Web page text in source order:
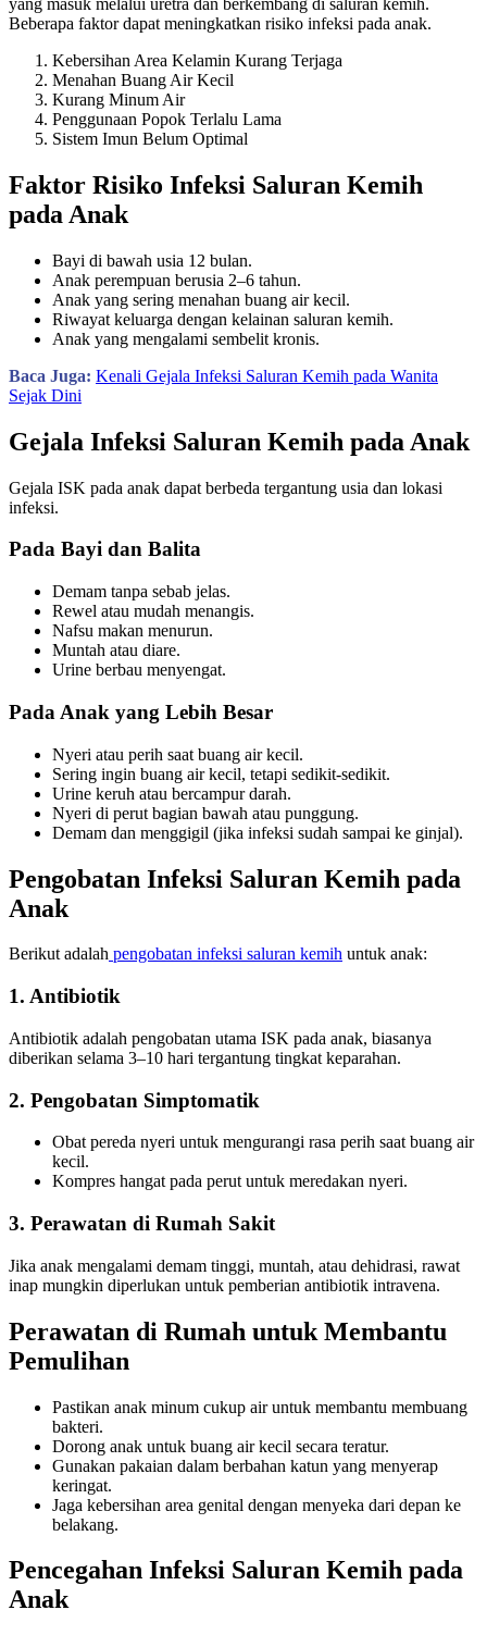
yang masuk melalui uretra dan berkembang di saluran kemih.
Beberapa faktor dapat meningkatkan risiko infeksi pada anak.
Kebersihan Area Kelamin Kurang Terjaga
Menahan Buang Air Kecil
Kurang Minum Air
Penggunaan Popok Terlalu Lama
Sistem Imun Belum Optimal
Faktor Risiko Infeksi Saluran Kemih
pada Anak
Bayi di bawah usia 12 bulan.
Anak perempuan berusia 2–6 tahun.
Anak yang sering menahan buang air kecil.
Riwayat keluarga dengan kelainan saluran kemih.
Anak yang mengalami sembelit kronis.
Baca Juga: Kenali Gejala Infeksi Saluran Kemih pada Wanita
Sejak Dini
Gejala Infeksi Saluran Kemih pada Anak
Gejala ISK pada anak dapat berbeda tergantung usia dan lokasi
infeksi.
Pada Bayi dan Balita
Demam tanpa sebab jelas.
Rewel atau mudah menangis.
Nafsu makan menurun.
Muntah atau diare.
Urine berbau menyengat.
Pada Anak yang Lebih Besar
Nyeri atau perih saat buang air kecil.
Sering ingin buang air kecil, tetapi sedikit-sedikit.
Urine keruh atau bercampur darah.
Nyeri di perut bagian bawah atau punggung.
Demam dan menggigil (jika infeksi sudah sampai ke ginjal).
Pengobatan Infeksi Saluran Kemih pada
Anak
Berikut adalah pengobatan infeksi saluran kemih untuk anak:
1. Antibiotik
Antibiotik adalah pengobatan utama ISK pada anak, biasanya
diberikan selama 3–10 hari tergantung tingkat keparahan.
2. Pengobatan Simptomatik
Obat pereda nyeri untuk mengurangi rasa perih saat buang air
kecil.
Kompres hangat pada perut untuk meredakan nyeri.
3. Perawatan di Rumah Sakit
Jika anak mengalami demam tinggi, muntah, atau dehidrasi, rawat
inap mungkin diperlukan untuk pemberian antibiotik intravena.
Perawatan di Rumah untuk Membantu
Pemulihan
Pastikan anak minum cukup air untuk membantu membuang
bakteri.
Dorong anak untuk buang air kecil secara teratur.
Gunakan pakaian dalam berbahan katun yang menyerap
keringat.
Jaga kebersihan area genital dengan menyeka dari depan ke
belakang.
Pencegahan Infeksi Saluran Kemih pada
Anak